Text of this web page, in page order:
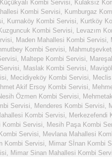
Küçükyalı Kombi Servisi, Kulaksız
Kombi Servisi, Kumburgaz
, Kurnaköy Kombi Servisi, Kurtköy
Kombi Servisi, Levazım
, Maden Mahallesi Kombi Servisi,
Kombi Servisi,
, Maltepe Kombi Servisi,
, Maslak Kombi Servisi,
, Mecidiyeköy Kombi Servisi,
Akif Ersoy Kombi Servisi,
Özmen Kombi Servisi,
Servisi, Menderes Kombi Servisi,
Kombi Servisi, Merkezefendi
Kombi Servisi, Mesih Paşa Kombi
Servisi, Mevlana Mahallesi
Kombi Servisi, Mimar Sİnan Kombi
, Mimar Sinan Mahallesi Kombi